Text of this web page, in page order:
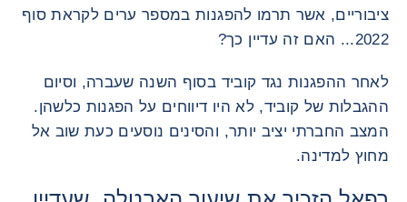
ציבוריים, אשר תרמו להפגנות במספר ערים לקראת סוף
2022... האם זה עדיין כך?
לאחר ההפגנות נגד קוביד בסוף השנה שעברה, וסיום
ההגבלות של קוביד, לא היו דיווחים על הפגנות כלשהן.
המצב החברתי יציב יותר, והסינים נוסעים כעת שוב אל
מחוץ למדינה.